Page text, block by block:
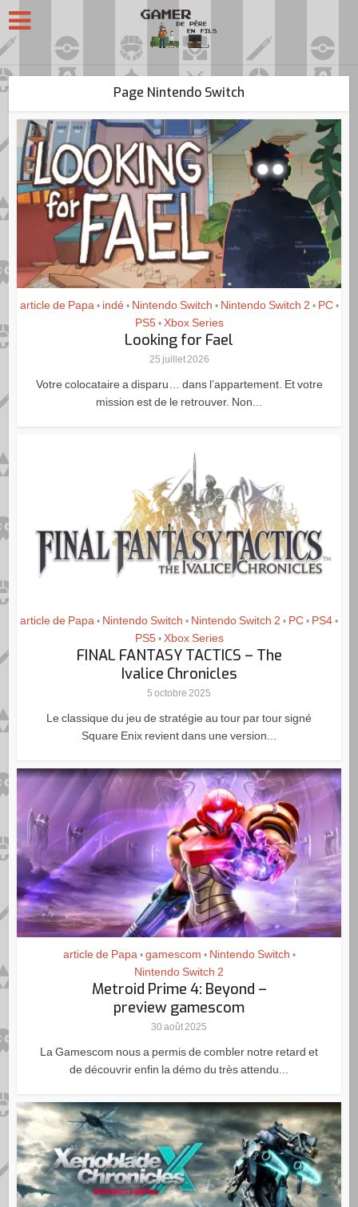
Page Nintendo Switch
article de Papa • indé • Nintendo Switch • Nintendo Switch 2 • PC •
PS5 • Xbox Series
Looking for Fael
25 juillet 2026
Votre colocataire a disparu… dans l’appartement. Et votre
mission est de le retrouver. Non...
article de Papa • Nintendo Switch • Nintendo Switch 2 • PC • PS4 •
PS5 • Xbox Series
FINAL FANTASY TACTICS – The
Ivalice Chronicles
5 octobre 2025
Le classique du jeu de stratégie au tour par tour signé
Square Enix revient dans une version...
article de Papa • gamescom • Nintendo Switch •
Nintendo Switch 2
Metroid Prime 4: Beyond –
preview gamescom
30 août 2025
La Gamescom nous a permis de combler notre retard et
de découvrir enfin la démo du très attendu...